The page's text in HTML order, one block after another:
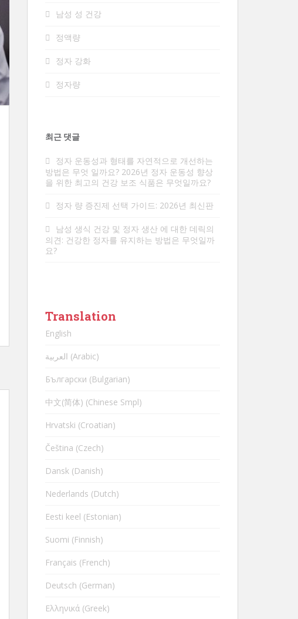
남성 성 건강
정액량
정자 강화
정자량
최근 댓글
정자 운동성과 형태를 자연적으로 개선하는
방법은 무엇 일까요? 2026년 정자 운동성 향상
을 위한 최고의 건강 보조 식품은 무엇일까요?
정자 량 증진제 선택 가이드: 2026년 최신판
남성 생식 건강 및 정자 생산 에 대한 데릭의
의견: 건강한 정자를 유지하는 방법은 무엇일까
요?
Translation
English
العربية (Arabic)
Български (Bulgarian)
中文(简体) (Chinese Smpl)
Hrvatski (Croatian)
Čeština (Czech)
Dansk (Danish)
Nederlands (Dutch)
Eesti keel (Estonian)
Suomi (Finnish)
Français (French)
Deutsch (German)
Ελληνικά (Greek)